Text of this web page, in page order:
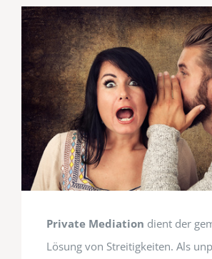
Private Mediation dient der
Lösung von Streitigkeiten. Als